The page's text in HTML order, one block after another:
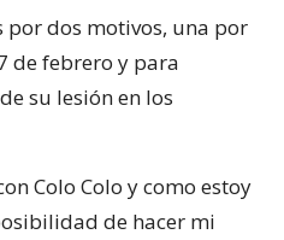
por dos motivos, una por
de febrero y para
su lesión en los
Colo Colo y como estoy
de hacer mi